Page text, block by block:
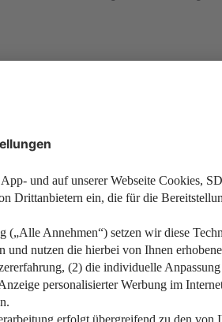
zahlen müssen, wenn Ihr
weiteren Einkünften.
10.000 Euro im Jahr durch Gehalt
Steuern auf Ihre Mieteinkünfte zahlen.
hinzugerechnet. Dieser